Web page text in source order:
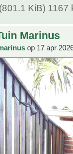
KiB) 1167
Marinus
op 17 apr